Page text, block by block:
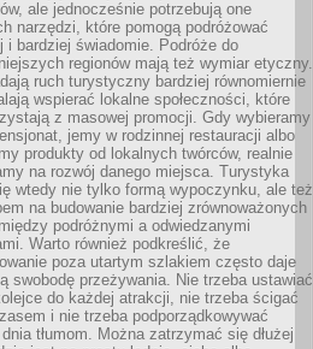
ale jednocześnie potrzebują one
narzędzi, które pomogą podróżować
i bardziej świadomie. Podróże do
regionów mają też wymiar etyczny.
ruch turystyczny bardziej równomiernie
wspierać lokalne społeczności, które
z masowej promocji. Gdy wybieramy
jemy w rodzinnej restauracji albo
produkty od lokalnych twórców, realnie
na rozwój danego miejsca. Turystyka
wtedy nie tylko formą wypoczynku, ale też
na budowanie bardziej zrównoważonych
podróżnymi a odwiedzanymi
Warto również podkreślić, że
poza utartym szlakiem często daje
swobodę przeżywania. Nie trzeba ustawiać
do każdej atrakcji, nie trzeba ścigać
i nie trzeba podporządkowywać
dnia tłumom. Można zatrzymać się dłużej